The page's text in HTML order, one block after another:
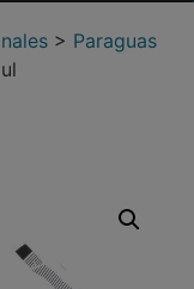
> Paraguas